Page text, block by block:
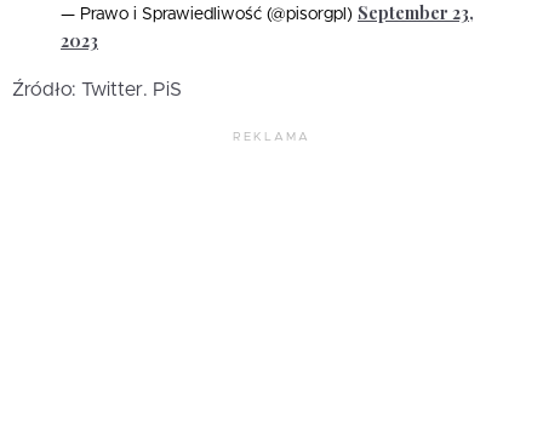
— Prawo i Sprawiedliwość (@pisorgpl) September 23,
2023
Źródło: Twitter. PiS
REKLAMA